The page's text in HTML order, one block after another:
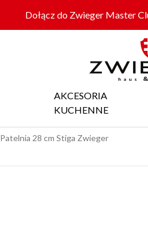
Dołącz do Zwieger Master
AKCESORIA
KUCHENNE
Patelnia 28 cm Stiga Zwieger